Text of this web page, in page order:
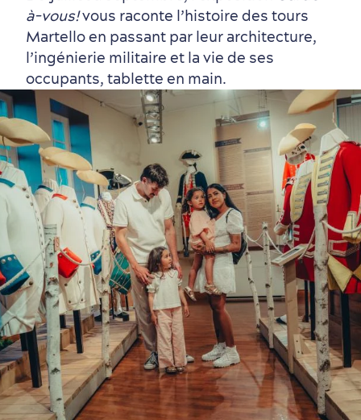
à-vous!vous raconte l’histoire des tours
Martello en passant par leur architecture,
l’ingénierie militaire et la vie de ses
occupants, tablette en main.